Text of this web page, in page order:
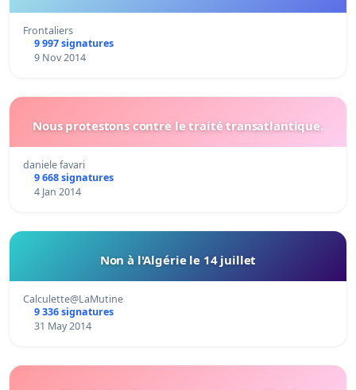
Frontaliers
9 997 signatures
9 Nov 2014
Nous protestons contre le traité transatlantique.
daniele favari
9 668 signatures
4 Jan 2014
Non à l'Algérie le 14 juillet
Calculette@LaMutine
9 336 signatures
31 May 2014